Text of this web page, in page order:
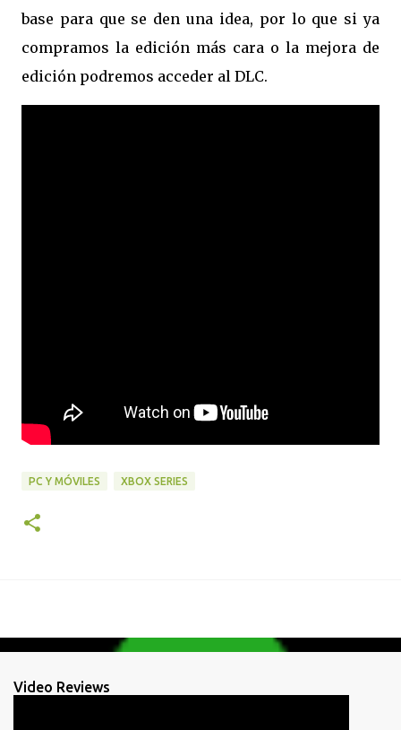
base para que se den una idea, por lo que si ya
compramos la edición más cara o la mejora de
edición podremos acceder al DLC.
PC Y MÓVILES XBOX SERIES
Video Reviews